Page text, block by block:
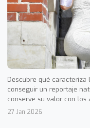
Descubre qué
conseguir un reportaje
conserve su valor con los
27 Jan 2026